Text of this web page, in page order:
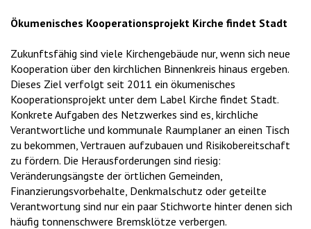
Ökumenisches Kooperationsprojekt Kirche findet Stadt
Zukunftsfähig sind viele Kirchengebäude nur, wenn sich neue
Kooperation über den kirchlichen Binnenkreis hinaus ergeben.
Dieses Ziel verfolgt seit 2011 ein ökumenisches
Kooperationsprojekt unter dem Label Kirche findet Stadt.
Konkrete Aufgaben des Netzwerkes sind es, kirchliche
Verantwortliche und kommunale Raumplaner an einen Tisch
zu bekommen, Vertrauen aufzubauen und Risikobereitschaft
zu fördern. Die Herausforderungen sind riesig:
Veränderungsängste der örtlichen Gemeinden,
Finanzierungsvorbehalte, Denkmalschutz oder geteilte
Verantwortung sind nur ein paar Stichworte hinter denen sich
häufig tonnenschwere Bremsklötze verbergen.